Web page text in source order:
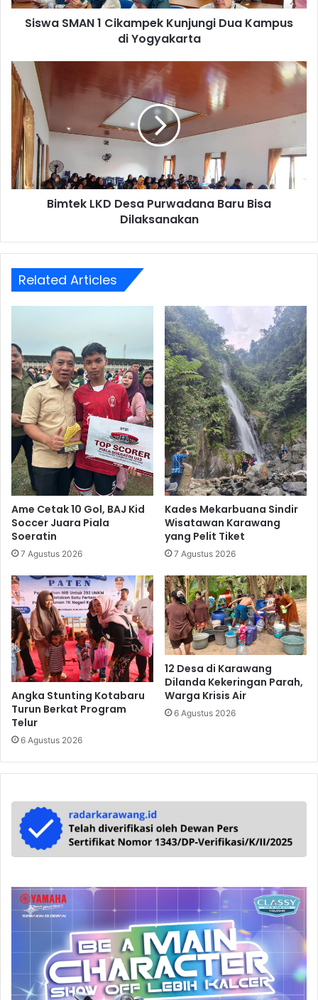
Yogyakarta
Siswa SMAN 1 Cikampek Kunjungi Dua Kampus
di Yogyakarta
Bimtek
LKD
Desa
Purwadana
Baru
Bisa
Dilaksanakan
Bimtek LKD Desa Purwadana Baru Bisa
Dilaksanakan
Related Articles
Ame Cetak 10 Gol, BAJ Kid
Soccer Juara Piala
Soeratin
7 Agustus 2026
Kades Mekarbuana Sindir
Wisatawan Karawang
yang Pelit Tiket
7 Agustus 2026
Angka Stunting Kotabaru
Turun Berkat Program
Telur
6 Agustus 2026
12 Desa di Karawang
Dilanda Kekeringan Parah,
Warga Krisis Air
6 Agustus 2026